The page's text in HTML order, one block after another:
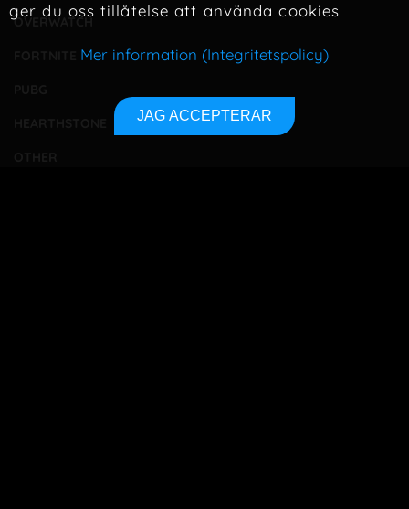
OVERWATCH
ger du oss tillåtelse att använda cookies
Mer information (Integritetspolicy)
JAG ACCEPTERAR